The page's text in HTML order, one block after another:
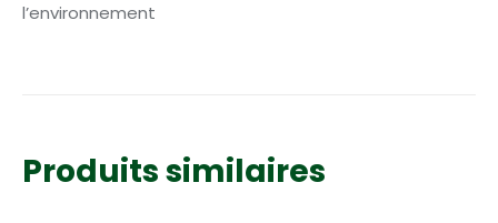
l’environnement
Produits similaires